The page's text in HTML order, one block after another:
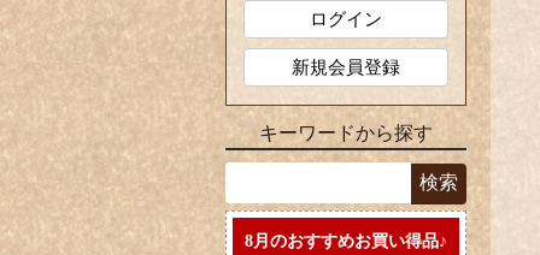
ログイン
新規会員登録
キーワードから探す
8月のおすすめお買い得品♪